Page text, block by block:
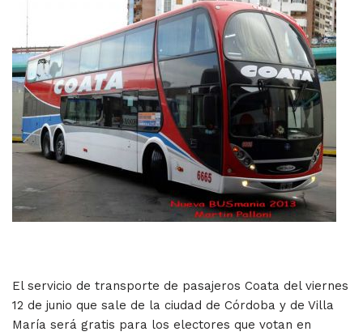
El servicio de transporte de pasajeros Coata del viernes
12 de junio que sale de la ciudad de Córdoba y de Villa
María será gratis para los electores que votan en